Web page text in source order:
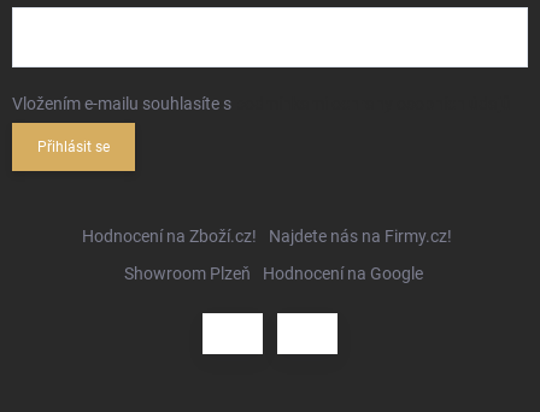
Vložením e-mailu souhlasíte s
Přihlásit se
Hodnocení na Zboží.cz!
Najdete nás na Firmy.cz!
Showroom Plzeň
Hodnocení na Google